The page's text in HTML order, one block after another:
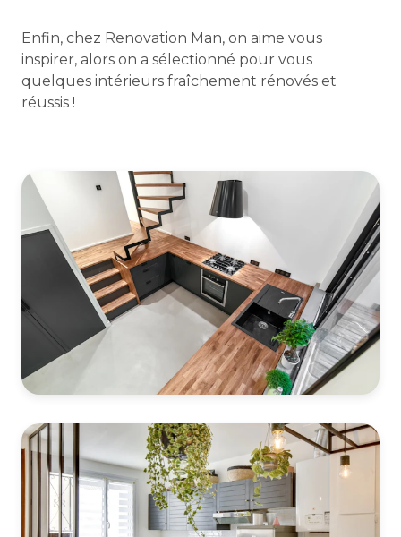
Enfin, chez Renovation Man, on aime vous
inspirer, alors on a sélectionné pour vous
quelques intérieurs fraîchement rénovés et
réussis !